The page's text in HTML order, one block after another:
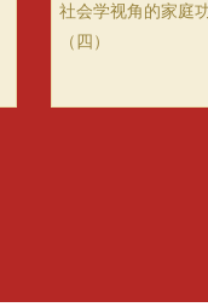
社会学视角的家庭
（四）